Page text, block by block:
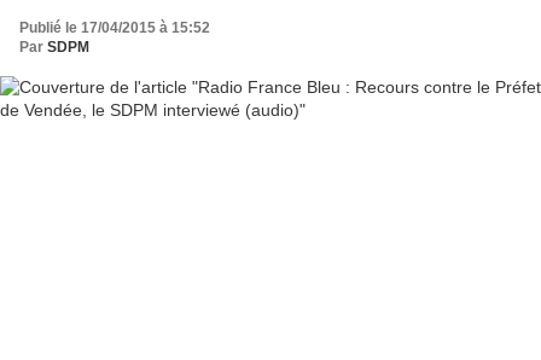
Publié le 17/04/2015 à 15:52
Par SDPM